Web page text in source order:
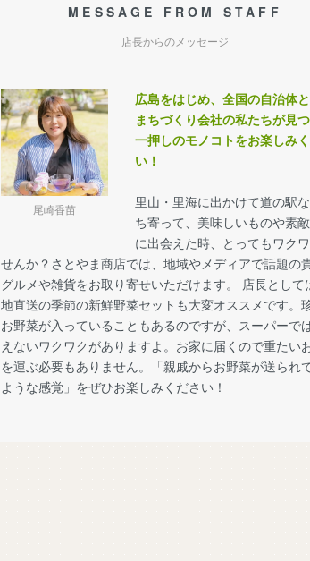
MESSAGE FROM STAFF
店長からのメッセージ
尾崎香苗
広島をはじめ、全国の自治体
まちづくり会社の私たちが見つ
一押しのモノコトをお楽しみ
い！
里山・里海に出かけて道の駅
ち寄って、美味しいものや素
に出会えた時、とってもワク
せんか？さとやま商店では、地域やメディアで話題の
グルメや雑貨をお取り寄せいただけます。 店長として
地直送の季節の新鮮野菜セットも大変オススメです。
お野菜が入っていることもあるのですが、スーパーで
えないワクワクがありますよ。お家に届くので重たい
を運ぶ必要もありません。「親戚からお野菜が送られ
ような感覚」をぜひお楽しみください！